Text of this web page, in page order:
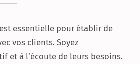
essentielle pour établir de
vos clients. Soyez
et à l’écoute de leurs besoins.